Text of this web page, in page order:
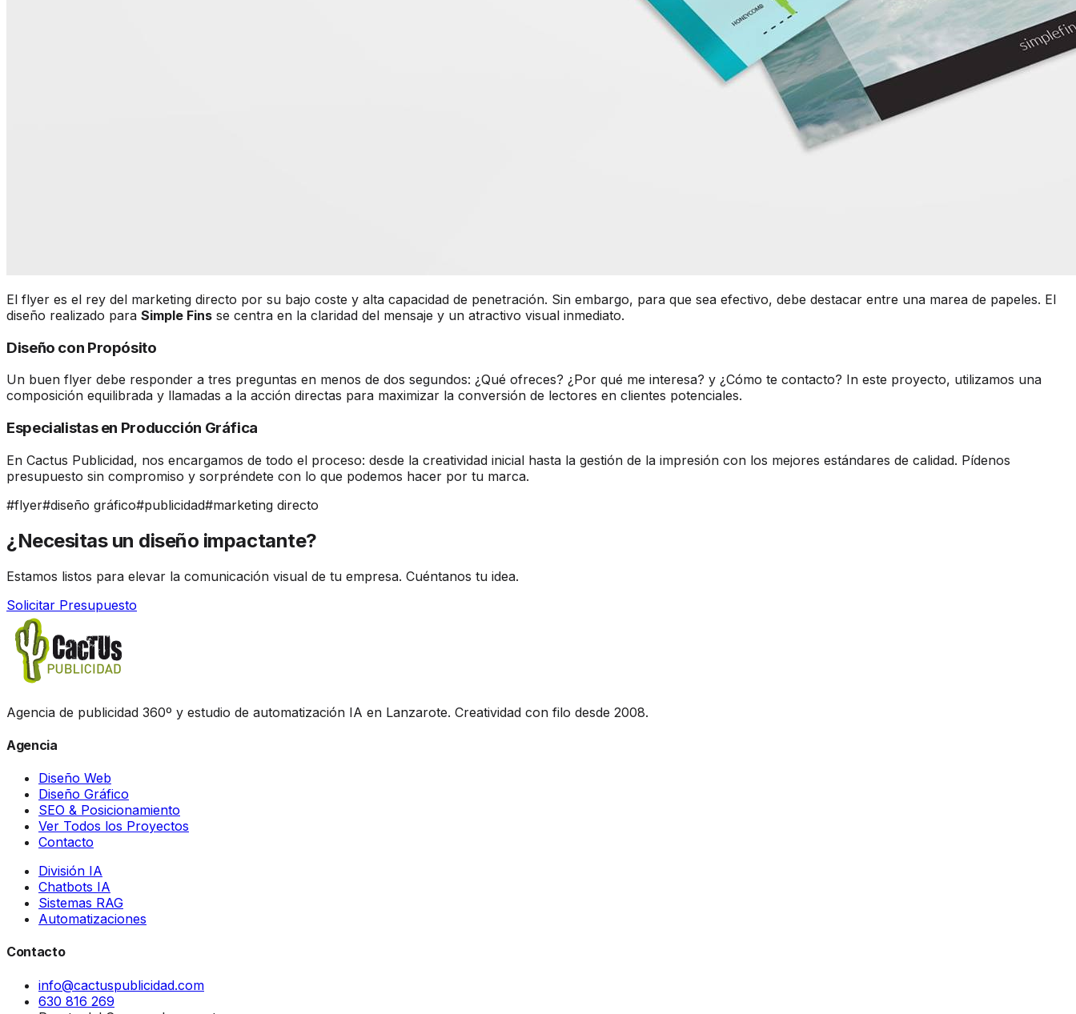
El flyer es el rey del marketing directo por su bajo coste y alta capacidad de penetración. Sin embargo, para que sea efectivo, debe destacar entre una marea de papeles. El
diseño realizado para Simple Fins se centra en la claridad del mensaje y un atractivo visual inmediato.
Diseño con Propósito
Un buen flyer debe responder a tres preguntas en menos de dos segundos: ¿Qué ofreces? ¿Por qué me interesa? y ¿Cómo te contacto? In este proyecto, utilizamos una
composición equilibrada y llamadas a la acción directas para maximizar la conversión de lectores en clientes potenciales.
Especialistas en Producción Gráfica
En Cactus Publicidad, nos encargamos de todo el proceso: desde la creatividad inicial hasta la gestión de la impresión con los mejores estándares de calidad. Pídenos
presupuesto sin compromiso y sorpréndete con lo que podemos hacer por tu marca.
#flyer#diseño gráfico#publicidad#marketing directo
¿Necesitas un diseño impactante?
Estamos listos para elevar la comunicación visual de tu empresa. Cuéntanos tu idea.
Solicitar Presupuesto
Agencia de publicidad 360º y estudio de automatización IA en Lanzarote. Creatividad con filo desde 2008.
Agencia
Diseño Web
Diseño Gráfico
SEO & Posicionamiento
Ver Todos los Proyectos
Contacto
División IA
Chatbots IA
Sistemas RAG
Automatizaciones
Contacto
info@cactuspublicidad.com
630 816 269